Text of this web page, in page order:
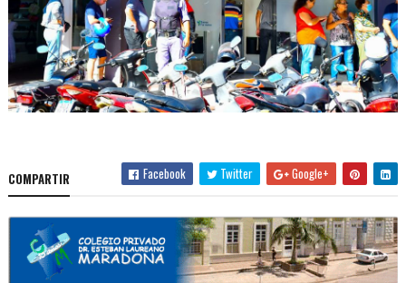
COMPARTIR Facebook Twitter Google+